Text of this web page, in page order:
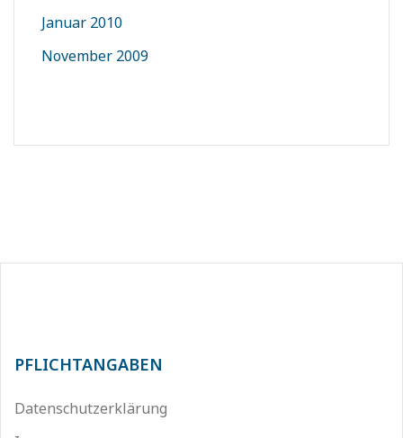
Januar 2010
November 2009
PFLICHTANGABEN
Datenschutzerklärung